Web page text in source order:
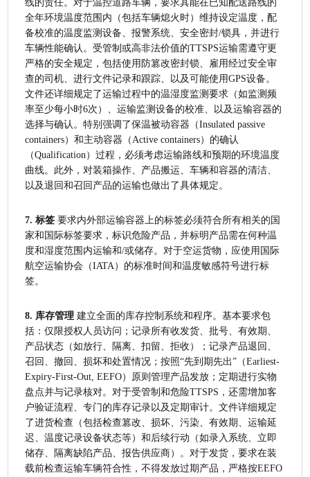
线的责任。对于温控道路车辆，要求其能在已知配送路线的
全年环境温度范围内（包括车辆熄火时）维持设定温度，配
备校准的温度监测设备、报警系统、安全密封/锁具，并进行
车辆性能确认。受管制或高非法价值的TTSPS运输需遵守更
严格的安全规定，包括使用防篡改密封锁、雇用经过安全审
查的司机、进行文件记录和跟踪、以及可能使用GPS设备。
文件还详细规定了运输过程中的温湿度监测要求（如监测频
率至少每小时6次）、运输监测设备的校准、以及运输容器的
选择与确认。特别强调了保温被动容器（Insulated passive
containers）和主动容器（Active containers）的确认
（Qualification）过程，必须考虑运输路线和预期的环境温度
曲线。此外，对装箱操作、产品搬运、车辆和容器的清洁、
以及退回和召回产品的运输也做出了具体规定。
7. 标签 要求内外部运输容器上的标签必须符合所有相关的国
家和国际标签要求，标识危险产品，并标明产品需在何种温
度和湿度范围内运输和/或储存。对于空运货物，应使用国际
航空运输协会（IATA）的标准时间和温度敏感符号进行标
签。
8. 库存管理 建立全面的库存控制系统和程序。基本要求包
括：仅限授权人员访问；记录所有收发货、批号、有效期、
产品状态（如放行、隔离、扣留、拒收）；记录产品退回、
召回、撤回、损坏和处置情况；按照“先到期先出”（Earliest-
Expiry-First-Out, EEFO）原则管理产品发放；定期进行实物
盘点并与记录核对。对于受管制和危险TTSPS，还需增加客
户验证流程、专门的库存记录以及定期审计。文件详细规定
了进货检查（包括检查篡改、损坏、污染、有效期、运输延
迟、温度记录设备状态等）和后续行动（如录入系统、立即
储存、隔离缺陷产品、报告供应商）。对于发货，要求在装
载前检查运输车辆符合性，不得发放过期产品，严格按EEFO